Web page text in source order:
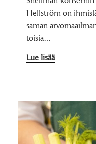
Hellström on
saman
toisia…
Lue lisää